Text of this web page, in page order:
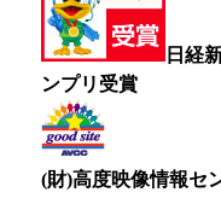
日経
ンプリ受賞
(財)高度映像情報セ